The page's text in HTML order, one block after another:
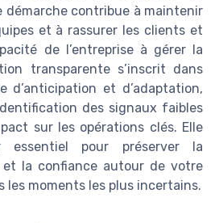
démarche contribue à maintenir
et à rassurer les clients et
de l’entreprise à gérer la
transparente s’inscrit dans
d’anticipation et d’adaptation,
des signaux faibles
sur les opérations clés. Elle
essentiel pour préserver la
et la confiance autour de votre
les moments les plus incertains.